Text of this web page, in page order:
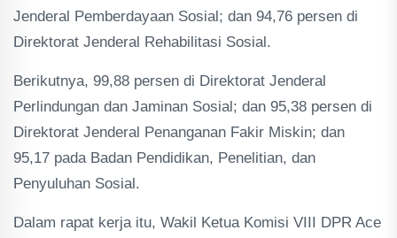
Jenderal Pemberdayaan Sosial; dan 94,76 persen di
Direktorat Jenderal Rehabilitasi Sosial.
Berikutnya, 99,88 persen di Direktorat Jenderal
Perlindungan dan Jaminan Sosial; dan 95,38 persen di
Direktorat Jenderal Penanganan Fakir Miskin; dan
95,17 pada Badan Pendidikan, Penelitian, dan
Penyuluhan Sosial.
Dalam rapat kerja itu, Wakil Ketua Komisi VIII DPR Ace